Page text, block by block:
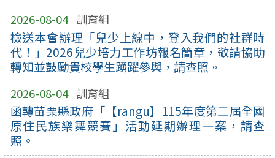
2026-08-04 訓育組
檢送本會辦理「兒少上線中，登入我們的社群時
代！」2026兒少培力工作坊報名簡章，敬請協助
轉知並鼓勵貴校學生踴躍參與，請查照。
2026-08-04 訓育組
函轉苗栗縣政府「【rangu】115年度第二屆全國
原住民族樂舞競賽」活動延期辦理一案，請查
照。